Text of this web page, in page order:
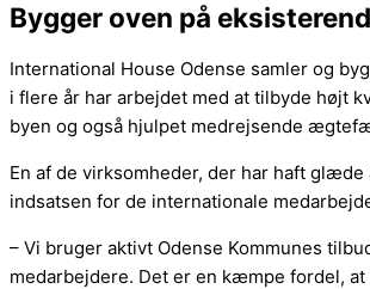
Bygger oven på
International House Odense samler og
i flere år har arbejdet med at tilbyde højt
byen og også hjulpet medrejsende
En af de virksomheder, der har haft
indsatsen for de internationale
– Vi bruger aktivt Odense Kommunes
medarbejdere. Det er en kæmpe fordel,